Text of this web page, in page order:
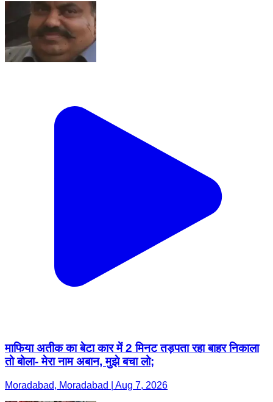
माफिया अतीक का बेटा कार में 2 मिनट तड़पता रहा बाहर निकाला
तो बोला- मेरा नाम अबान, मुझे बचा लो;
Moradabad, Moradabad | Aug 7, 2026